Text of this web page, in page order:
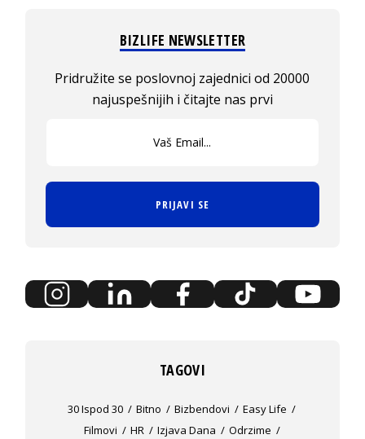
BIZLIFE NEWSLETTER
Pridružite se poslovnoj zajednici od 20000
najuspešnijih i čitajte nas prvi
PRIJAVI SE
TAGOVI
30 Ispod 30 Bitno Bizbendovi
Easy Life
Filmovi
HR Izjava Dana
Odrzime